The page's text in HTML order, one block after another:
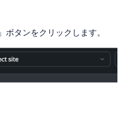
」ボタンをクリックします。